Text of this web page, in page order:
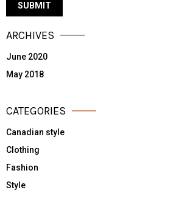
ARCHIVES
June 2020
May 2018
CATEGORIES
Canadian style
Clothing
Fashion
Style